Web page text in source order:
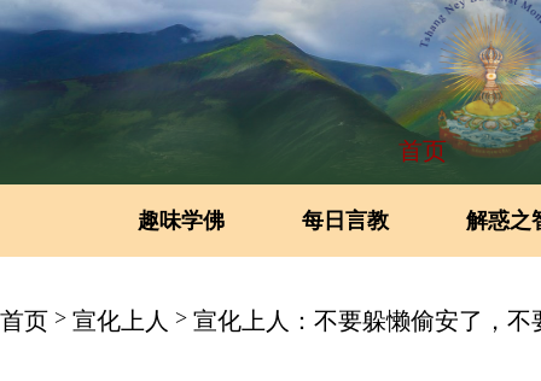
首页
趣味学佛 每日言教 解惑之
首页 > 宣化上人 > 宣化上人：不要躲懒偷安了，不